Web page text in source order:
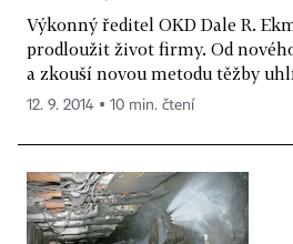
Výkonný ředitel OKD Dale R.
prodloužit život firmy. Od
a zkouší novou metodu těžby
12. 9. 2014 ▪ 10 min. čtení